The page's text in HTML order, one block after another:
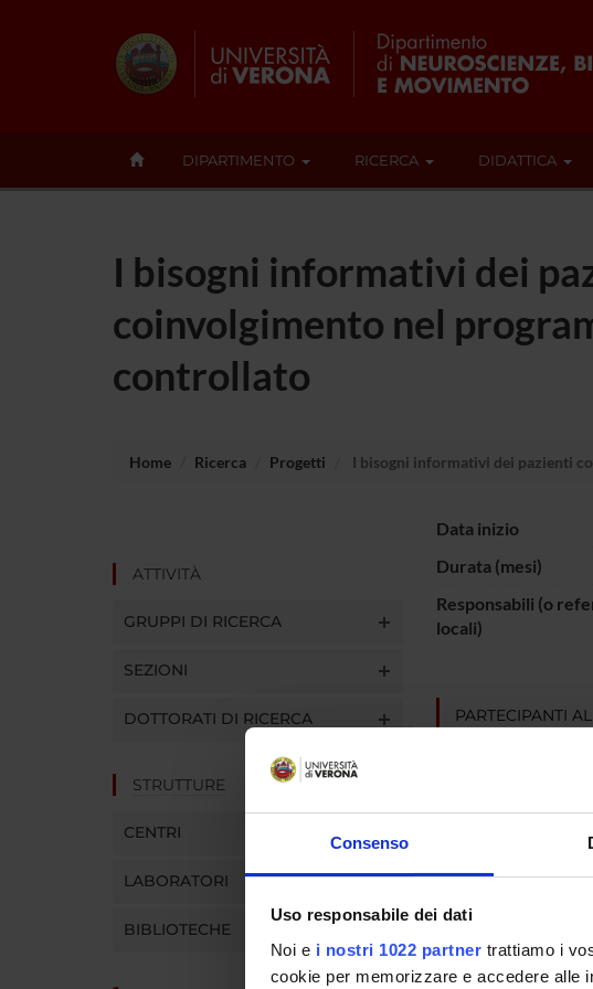
Consenso
Uso responsabile dei dati
Noi e i nostri 1022 partner trattiamo i
cookie per memorizzare e accedere alle
DIPARTIMENTO RICERCA DIDATTICA
I bisogni informativi dei
coinvolgimento nel
controllato
Home Ricerca Progetti I bisogni informativi dei pazienti
ATTIVITÀ
GRUPPI DI RICERCA
SEZIONI
DOTTORATI DI RICERCA
STRUTTURE
CENTRI
LABORATORI
BIBLIOTECHE
Data inizio
Durata (mesi)
Responsabili (o
locali)
PARTECIPANTI
AREE DI RICERCA